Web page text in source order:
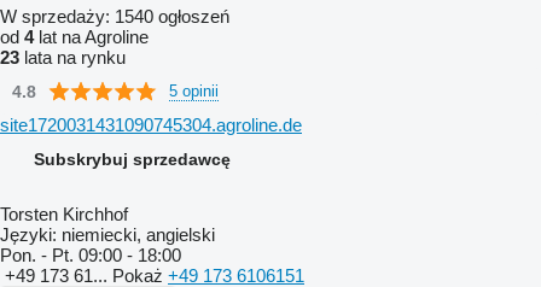
W sprzedaży: 1540 ogłoszeń
od 4lat na Agroline
23 lata na rynku
4.8 5 opinii
site1720031431090745304.agroline.de
Subskrybuj sprzedawcę
Torsten Kirchhof
Języki: niemiecki, angielski
Pon. - Pt. 09:00 - 18:00
+49 173 61... Pokaż +49 173 6106151